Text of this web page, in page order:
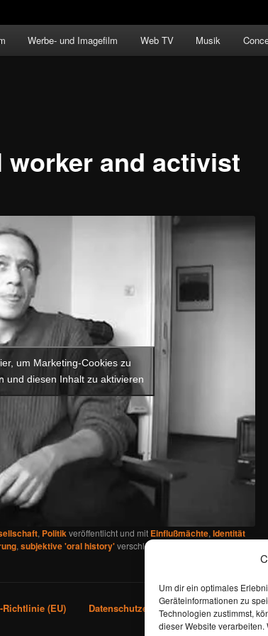
Um dir ein optimales
Geräteinformationen zu
Technologien zustimmst,
dieser Website
Werbe- und Imagefilm Web TV Musik
worker and activist
um Marketing-Cookies zu
und diesen Inhalt zu aktivieren
, Politikveröffentlicht und mit Einflußmächte, Identität
, subjektive 'oral history'verschlagwortet. Setze ein
Richtlinie (EU) Datenschutzerklärung